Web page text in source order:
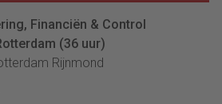
Financiën & Control
(36 uur)
Rijnmond